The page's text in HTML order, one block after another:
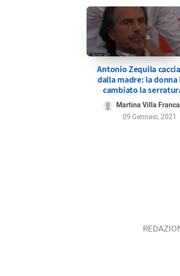
Antonio Zequila
dalla madre: la donna
cambiato la
Martina Villa Franca
09 Gennaio, 2021